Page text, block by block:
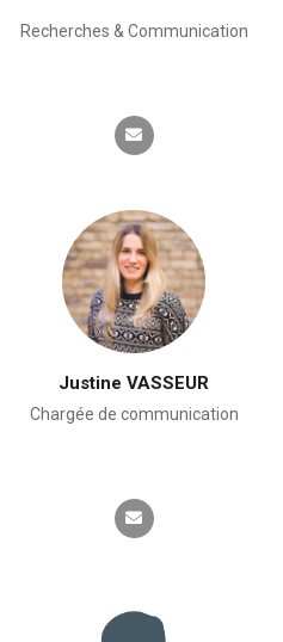
Recherches & Communication
Justine VASSEUR
Chargée de communication